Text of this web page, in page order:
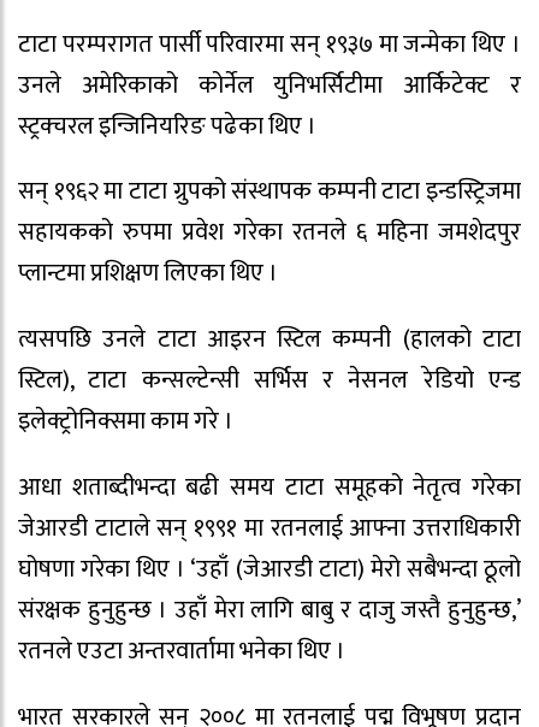
टाटा परम्परागत पार्सी परिवारमा सन् १९३७ मा जन्मेका थिए ।
उनले अमेरिकाको कोर्नेल युनिभर्सिटीमा आर्किटेक्ट र
स्ट्रक्चरल इन्जिनियरिङ पढेका थिए ।
सन् १९६२ मा टाटा ग्रुपको संस्थापक कम्पनी टाटा इन्डस्ट्रिजमा
सहायकको रुपमा प्रवेश गरेका रतनले ६ महिना जमशेदपुर
प्लान्टमा प्रशिक्षण लिएका थिए ।
त्यसपछि उनले टाटा आइरन स्टिल कम्पनी (हालको टाटा
स्टिल), टाटा कन्सल्टेन्सी सर्भिस र नेसनल रेडियो एन्ड
इलेक्ट्रोनिक्समा काम गरे ।
आधा शताब्दीभन्दा बढी समय टाटा समूहको नेतृत्व गरेका
जेआरडी टाटाले सन् १९९१ मा रतनलाई आफ्ना उत्तराधिकारी
घोषणा गरेका थिए । ‘उहाँ (जेआरडी टाटा) मेरो सबैभन्दा ठूलो
संरक्षक हुनुहुन्छ । उहाँ मेरा लागि बाबु र दाजु जस्तै हुनुहुन्छ,’
रतनले एउटा अन्तरवार्तामा भनेका थिए ।
भारत सरकारले सन् २००८ मा रतनलाई पद्म विभूषण प्रदान